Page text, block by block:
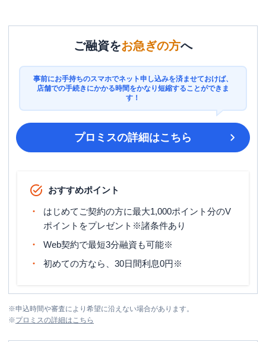
ご融資をお急ぎの方へ
事前にお手持ちのスマホでネット申し込みを済ませておけば、
店舗での手続きにかかる時間をかなり短縮することができま
す！
プロミスの詳細はこちら
おすすめポイント
はじめてご契約の方に最大1,000ポイント分のV
ポイントをプレゼント※諸条件あり
Web契約で最短3分融資も可能※
初めての方なら、30日間利息0円※
※申込時間や審査により希望に沿えない場合があります。
※プロミスの詳細はこちら